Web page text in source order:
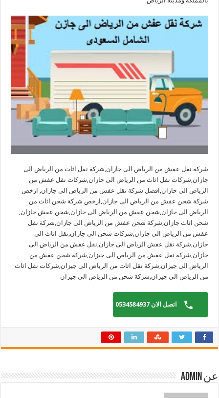
شركة نقل عفش من الرياض الى جازان,شركة نقل اثاث من الرياض الى
جازان,شركات نقل اثاث من الرياض الى حازان,شركات نقل عفش من
الرياض الى حازان,افضل شركة نقل عفش من الرياض الى جازان, ارخص
شركة شحن عفش من الرياض الى جازان,ارخص شركة شحن اثاث من
الرياض الى جازان,شحن عفش من الرياض الى جازان,شحن عفش جازان,
شحن اثاث جازان,شركة شحن عفش من الرياض الى جازان,شركة نقل
عفش من الرياض الى جازان,شركات شحن الى جازان,نقل اثاث الى
جازان,شركة نقل عفش الرياض الى جازان,نقل عفش من الرياض الى
جازان,شركة نقل عفش من الرياض الى جيزان,شركة شحن عفش من
الرياض الى جيزان,شركة نقل اثاث من الرياض الى جيزان,شركات نقل اثاث
من الرياض الى جيزان,شركة شحن من الرياض الى جيزان
اتصل الان 0534584937
عن admin